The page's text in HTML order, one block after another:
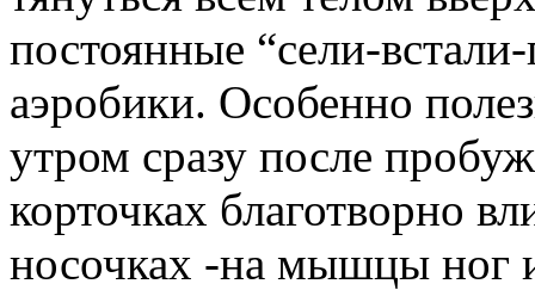
постоянные “сели-
аэробики. Особенно
утром сразу после
корточках благотворно
носочках -на мышцы ног